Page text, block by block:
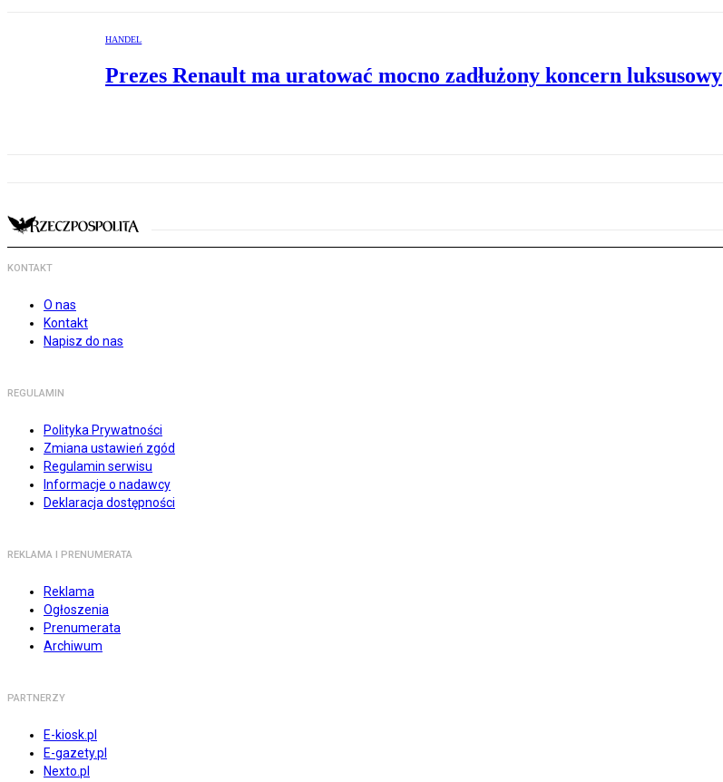
HANDEL
Prezes Renault ma uratować mocno zadłużony koncern luksusowy
KONTAKT
O nas
Kontakt
Napisz do nas
REGULAMIN
Polityka Prywatności
Zmiana ustawień zgód
Regulamin serwisu
Informacje o nadawcy
Deklaracja dostępności
REKLAMA I PRENUMERATA
Reklama
Ogłoszenia
Prenumerata
Archiwum
PARTNERZY
E-kiosk.pl
E-gazety.pl
Nexto.pl